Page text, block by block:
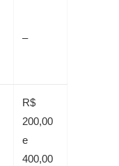
–
R$
200,00
e
400,00